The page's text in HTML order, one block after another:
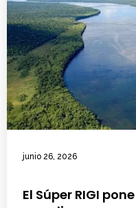
junio 26, 2026
El Súper RIGI